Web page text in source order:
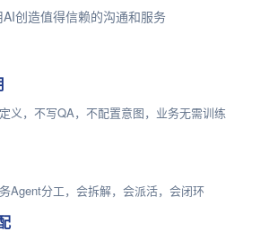
创造值得信赖的沟通和服务
义，不写QA，不配置意图，业务无需训练
Agent分工，会拆解，会派活，会闭环